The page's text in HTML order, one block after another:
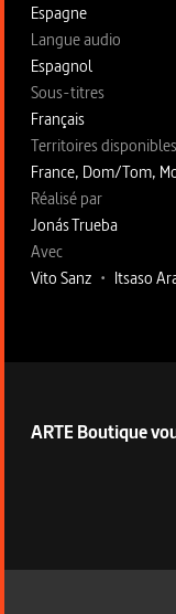
Espagne
Langue audio
Espagnol
Sous-titres
Français
Territoires disponibles
France, Dom/Tom,
Fiche technique
Réalisé par
Jonás Trueba
Avec
Vito Sanz • Itsaso
ARTE Boutique